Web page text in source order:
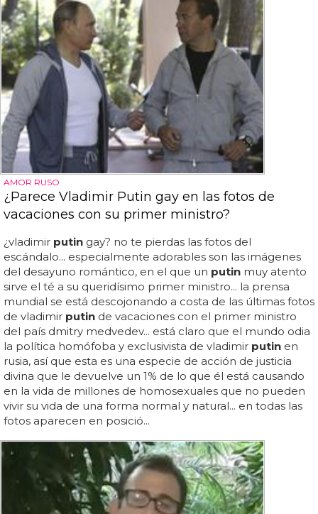
AMOR RUSO
¿Parece Vladimir Putin gay en las fotos de
vacaciones con su primer ministro?
¿vladimir putin gay? no te pierdas las fotos del
escándalo... especialmente adorables son las imágenes
del desayuno romántico, en el que un putin muy atento
sirve el té a su queridísimo primer ministro... la prensa
mundial se está descojonando a costa de las últimas fotos
de vladimir putin de vacaciones con el primer ministro
del país dmitry medvedev... está claro que el mundo odia
la política homófoba y exclusivista de vladimir putin en
rusia, así que esta es una especie de acción de justicia
divina que le devuelve un 1% de lo que él está causando
en la vida de millones de homosexuales que no pueden
vivir su vida de una forma normal y natural... en todas las
fotos aparecen en posició...